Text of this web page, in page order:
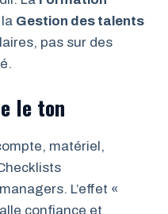
Gestion des talents
pas sur des
le ton
matériel,
L’effet «
confiance et